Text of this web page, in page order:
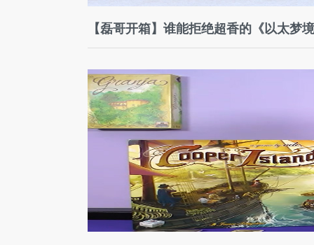
【磊哥开箱】谁能拒绝超香的《以太梦